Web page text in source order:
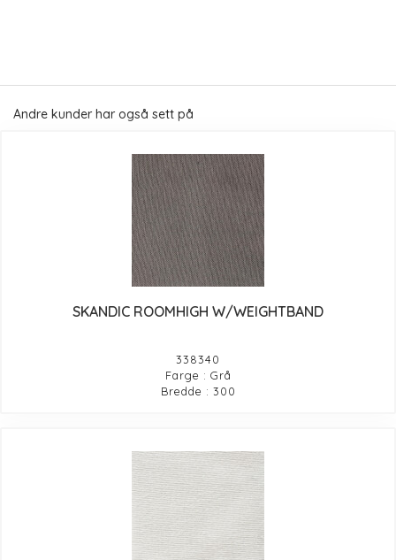
Andre kunder har også sett på
SKANDIC ROOMHIGH W/WEIGHTBAND
338340
Farge : Grå
Bredde : 300